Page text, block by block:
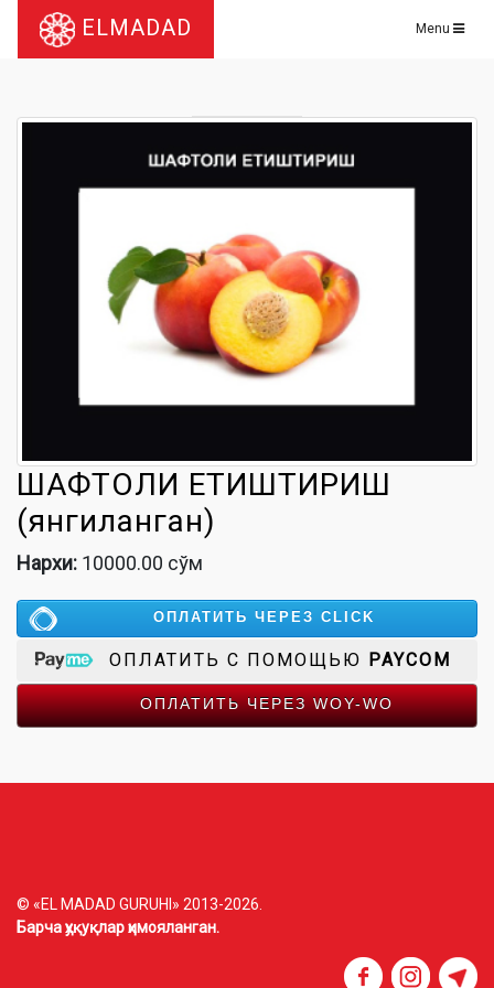
ELMADAD Menu
ШАФТОЛИ ЕТИШТИРИШ
(янгиланган)
Нархи: 10000.00 сўм
ОПЛАТИТЬ ЧЕРЕЗ CLICK
ОПЛАТИТЬ С ПОМОЩЬЮ PAYCOM
ОПЛАТИТЬ ЧЕРЕЗ WOY-WO
© «EL MADAD GURUHI» 2013-2026.
Барча ҳуқуқлар ҳимояланган.